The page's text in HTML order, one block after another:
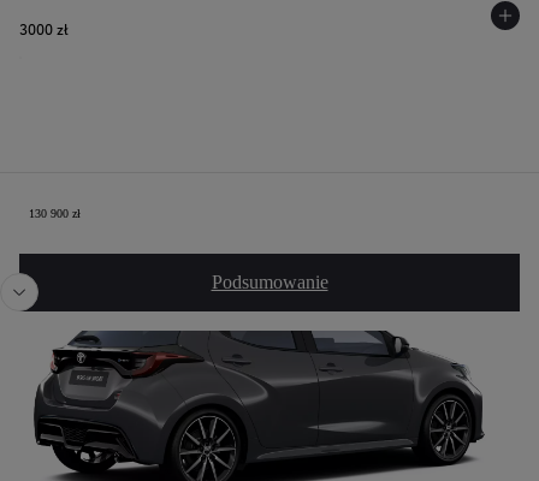
3000 zł
130 900 zł
Podsumowanie
Twoja konfiguracja
Poprzedni